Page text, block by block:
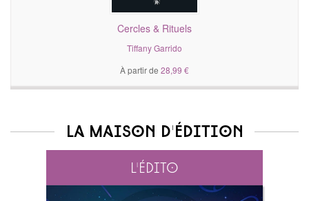
Cercles & Rituels
Tiffany Garrido
À partir de 28,99 €
La maison d'édition
L'édito